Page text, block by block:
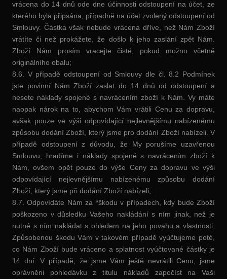
vrácena do 14 dnů ode dne účinnosti odstoupení na účet, ze
kterého byla připsána, případně na účet zvolený odstoupení od
Smlouvy. Částka však nebude vrácena dříve, než Nám Zboží
vrátíte či než prokážete, že došlo k jeho zaslání zpět Nám.
Zboží Nám prosím vracejte čisté, pokud možno včetně
originálního obalu;
8.6. V případě odstoupení od Smlouvy dle čl. 8.2 Podmínek
jste povinní Nám Zboží zaslat do 14 dnů od odstoupení a
nesete náklady spojené s navrácením zboží k Nám. Vy máte
naopak nárok na to, abychom Vám vrátili Cenu za dopravu,
avšak pouze ve výši odpovídající nejlevnějšímu nabízenému
způsobu dodání Zboží, který jsme pro dodání Zboží nabízeli. V
případě odstoupení z důvodu, že My porušíme uzavřenou
Smlouvu, hradíme i náklady spojené s navrácením zboží k
Nám, ovšem opět pouze do výše Ceny za dopravu ve výši
odpovídající nejlevnějšímu nabízenému způsobu dodání
Zboží, který jsme při dodání Zboží nabízeli;
8.7. Odpovídáte Nám za *škodu v případech, kdy bude Zboží
poškozeno v důsledku Vašeho nakládání s ním jinak, než je
nutné s ním nakládat s ohledem na jeho povahu a vlastnosti.
Způsobenou škodu Vám v takovém případě vyúčtujeme poté,
co Nám Zboží bude vráceno a splatnost vyúčtované částky je
14 dní. V případě, že jsme Vám ještě nevrátili Cenu, jsme
oprávněni pohledávku z titulu nákladů započíst na Vaši